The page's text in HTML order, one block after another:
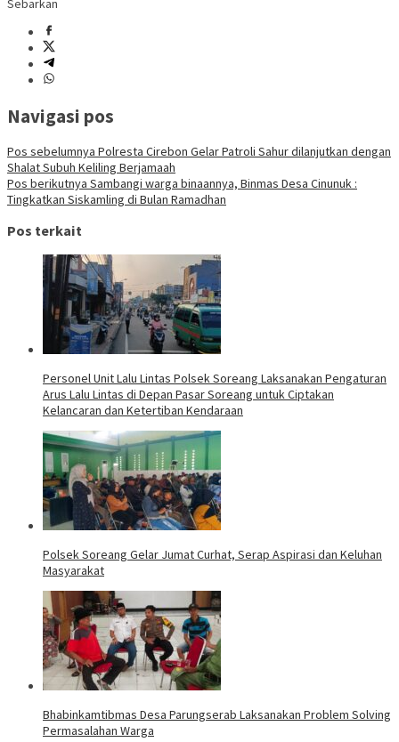
Sebarkan
Navigasi pos
Pos sebelumnya Polresta Cirebon Gelar Patroli Sahur dilanjutkan dengan
Shalat Subuh Keliling Berjamaah
Pos berikutnya Sambangi warga binaannya, Binmas Desa Cinunuk :
Tingkatkan Siskamling di Bulan Ramadhan
Pos terkait
Personel Unit Lalu Lintas Polsek Soreang Laksanakan Pengaturan
Arus Lalu Lintas di Depan Pasar Soreang untuk Ciptakan
Kelancaran dan Ketertiban Kendaraan
Polsek Soreang Gelar Jumat Curhat, Serap Aspirasi dan Keluhan
Masyarakat
Bhabinkamtibmas Desa Parungserab Laksanakan Problem Solving
Permasalahan Warga